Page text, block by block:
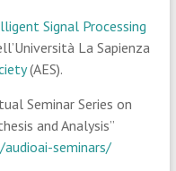
Signal Processing
La Sapienza
(AES).
Seminar Series on
and Analysis”
seminars/